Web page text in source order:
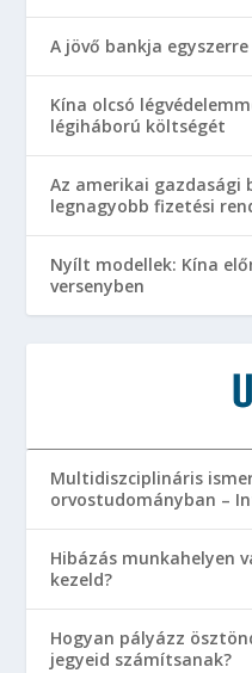
A jövő bankja
Kína olcsó
légiháború költségét
Az amerikai gazdasági
legnagyobb fizetési
Nyílt modellek: Kína
versenyben
Multidiszciplináris
orvostudományban –
Hibázás munkahelyen
kezeld?
Hogyan pályázz
jegyeid számítsanak?